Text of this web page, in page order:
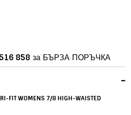
858 за БЪРЗА ПОРЪЧКА
-
FIT WOMENS 7/8 HIGH-WAISTED